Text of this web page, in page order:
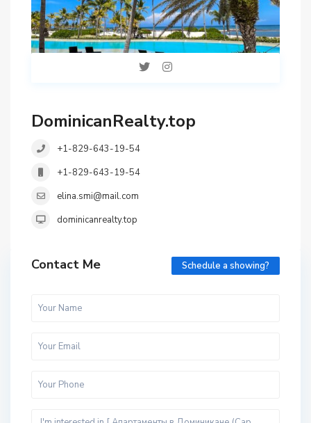
DominicanRealty.top
+1-829-643-19-54
+1-829-643-19-54
elina.smi@mail.com
dominicanrealty.top
Contact Me Schedule a showing?